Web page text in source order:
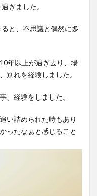
ぎました。
と、不思議と偶然に多
年以上が過ぎ去り、場
別れを経験しました。
、経験をしました。
い詰められた時もあり
ったなぁと感じること